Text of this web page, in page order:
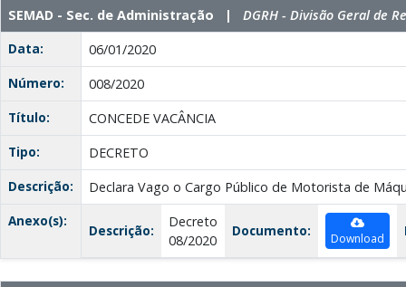
SEMAD - Sec. de Administração | DGRH - Divisão Geral de
Data:
06/01/2020
Número:
008/2020
Título:
CONCEDE VACÂNCIA
Tipo:
DECRETO
Descrição:
Declara Vago o Cargo Público de Motorista de
Anexo(s):
Descrição:
Decreto
08/2020
Documento: Download